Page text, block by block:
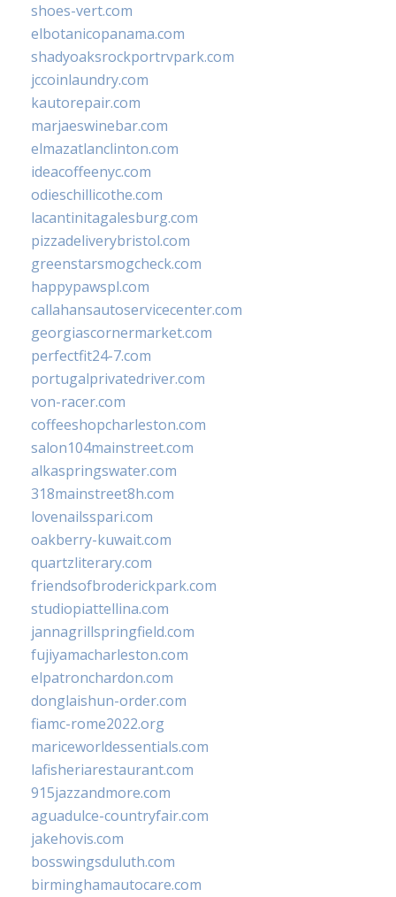
shoes-vert.com
elbotanicopanama.com
shadyoaksrockportrvpark.com
jccoinlaundry.com
kautorepair.com
marjaeswinebar.com
elmazatlanclinton.com
ideacoffeenyc.com
odieschillicothe.com
lacantinitagalesburg.com
pizzadeliverybristol.com
greenstarsmogcheck.com
happypawspl.com
callahansautoservicecenter.com
georgiascornermarket.com
perfectfit24-7.com
portugalprivatedriver.com
von-racer.com
coffeeshopcharleston.com
salon104mainstreet.com
alkaspringswater.com
318mainstreet8h.com
lovenailsspari.com
oakberry-kuwait.com
quartzliterary.com
friendsofbroderickpark.com
studiopiattellina.com
jannagrillspringfield.com
fujiyamacharleston.com
elpatronchardon.com
donglaishun-order.com
fiamc-rome2022.org
mariceworldessentials.com
lafisheriarestaurant.com
915jazzandmore.com
aguadulce-countryfair.com
jakehovis.com
bosswingsduluth.com
birminghamautocare.com